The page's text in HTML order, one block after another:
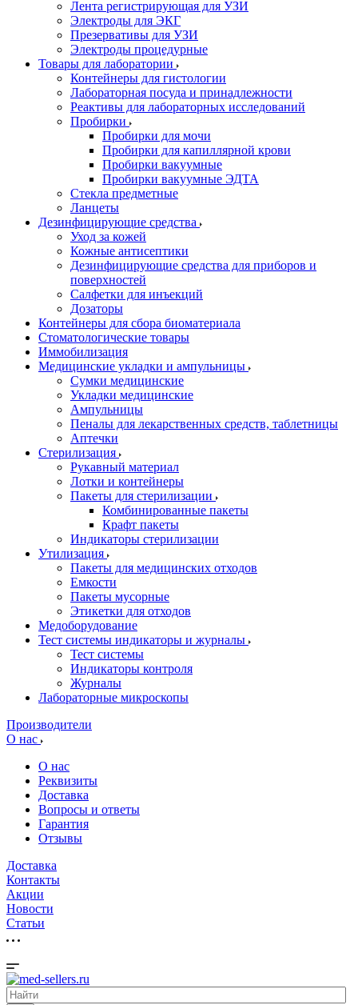
Лента регистрирующая для УЗИ
Электроды для ЭКГ
Презервативы для УЗИ
Электроды процедурные
Товары для лаборатории
Контейнеры для гистологии
Лабораторная посуда и принадлежности
Реактивы для лабораторных исследований
Пробирки
Пробирки для мочи
Пробирки для капиллярной крови
Пробирки вакуумные
Пробирки вакуумные ЭДТА
Стекла предметные
Ланцеты
Дезинфицирующие средства
Уход за кожей
Кожные антисептики
Дезинфицирующие средства для приборов и
поверхностей
Салфетки для инъекций
Дозаторы
Контейнеры для сбора биоматериала
Стоматологические товары
Иммобилизация
Медицинские укладки и ампульницы
Сумки медицинские
Укладки медицинские
Ампульницы
Пеналы для лекарственных средств, таблетницы
Аптечки
Стерилизация
Рукавный материал
Лотки и контейнеры
Пакеты для стерилизации
Комбинированные пакеты
Крафт пакеты
Индикаторы стерилизации
Утилизация
Пакеты для медицинских отходов
Емкости
Пакеты мусорные
Этикетки для отходов
Медоборудование
Тест системы индикаторы и журналы
Тест системы
Индикаторы контроля
Журналы
Лабораторные микроскопы
Производители
О нас
О нас
Реквизиты
Доставка
Вопросы и ответы
Гарантия
Отзывы
Доставка
Контакты
Акции
Новости
Cтатьи